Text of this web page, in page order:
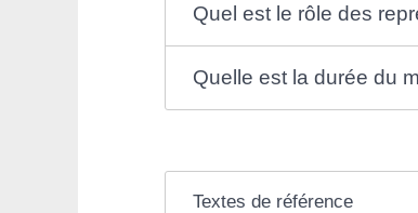
Quel est le rôle des
Quelle est la durée du
Textes de référence